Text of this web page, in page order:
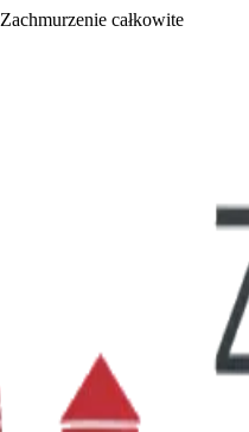
Zachmurzenie całkowite